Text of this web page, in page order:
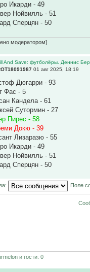
Икарди - 49
Нойвилль - 51
Сперцян - 50
модератором]
And Save: футболёры. Деннис
01 авг 2025, 18:19
Дюгарри - 93
Фас - 5
Кандела - 61
Сутормин - 27
Пирес - 58
Докю - 39
Лизаразю - 55
Икарди - 49
Нойвилль - 51
Сперцян - 50
Поле
и гости: 0